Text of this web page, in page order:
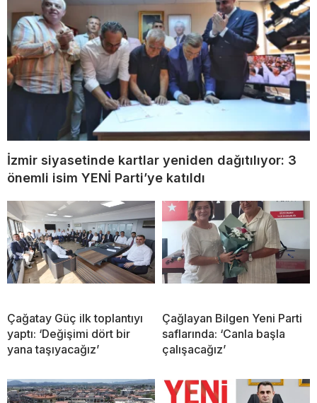
İzmir siyasetinde kartlar yeniden dağıtılıyor: 3
önemli isim YENİ Parti’ye katıldı
Çağatay Güç ilk toplantıyı
yaptı: ‘Değişimi dört bir
yana taşıyacağız’
Çağlayan Bilgen Yeni Parti
saflarında: ‘Canla başla
çalışacağız’